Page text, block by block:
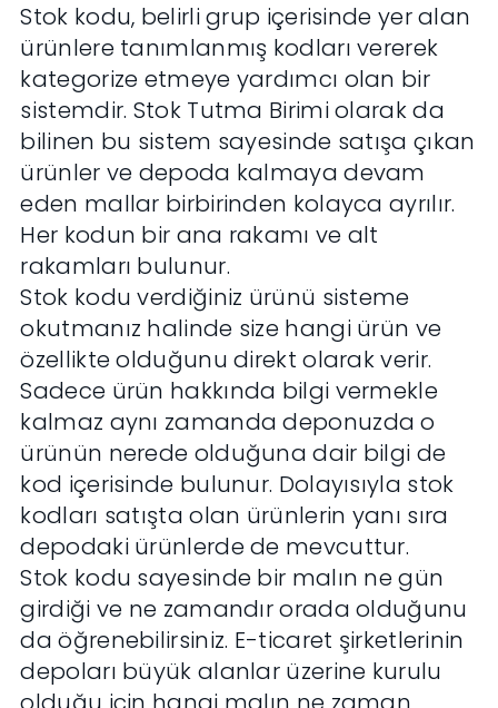
Stok kodu, belirli grup içerisinde yer alan
ürünlere tanımlanmış kodları vererek
kategorize etmeye yardımcı olan bir
sistemdir. Stok Tutma Birimi olarak da
bilinen bu sistem sayesinde satışa çıkan
ürünler ve depoda kalmaya devam
eden mallar birbirinden kolayca ayrılır.
Her kodun bir ana rakamı ve alt
rakamları bulunur.
Stok kodu verdiğiniz ürünü sisteme
okutmanız halinde size hangi ürün ve
özellikte olduğunu direkt olarak verir.
Sadece ürün hakkında bilgi vermekle
kalmaz aynı zamanda deponuzda o
ürünün nerede olduğuna dair bilgi de
kod içerisinde bulunur. Dolayısıyla stok
kodları satışta olan ürünlerin yanı sıra
depodaki ürünlerde de mevcuttur.
Stok kodu sayesinde bir malın ne gün
girdiği ve ne zamandır orada olduğunu
da öğrenebilirsiniz. E-ticaret şirketlerinin
depoları büyük alanlar üzerine kurulu